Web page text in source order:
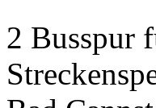
2 Busspur